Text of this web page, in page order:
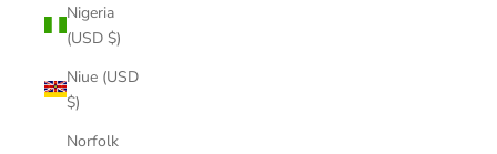
Nigeria
(USD $)
Niue (USD
$)
Norfolk